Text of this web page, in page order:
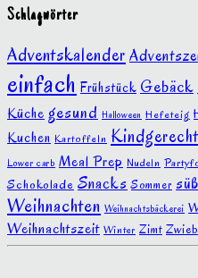
Schlagwörter
Adventskalender
einfach Frühstück Gebäck
Küche gesund Halloween Hefeteig
Kuchen Kartoffeln Kindgerecht
Lower carb Meal Prep Nudeln
Schokolade Snacks Sommer süß
Weihnachten Weihnachtsbäckerei
Weihnachtszeit Winter Zimt